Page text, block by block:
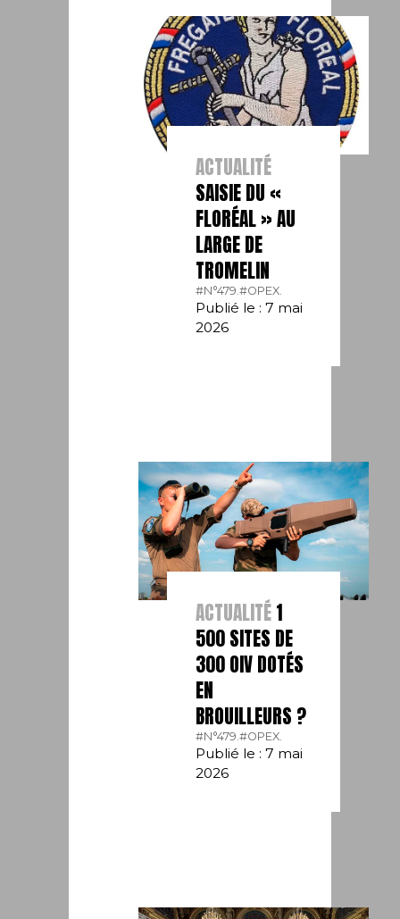
ACTUALITÉ
SAISIE DU «
FLORÉAL » AU
LARGE DE
TROMELIN
#N°479. #OPEX.
Publié le : 7 mai
2026
ACTUALITÉ1
500 SITES DE
300 OIV DOTÉS
EN
BROUILLEURS ?
#N°479. #OPEX.
Publié le : 7 mai
2026